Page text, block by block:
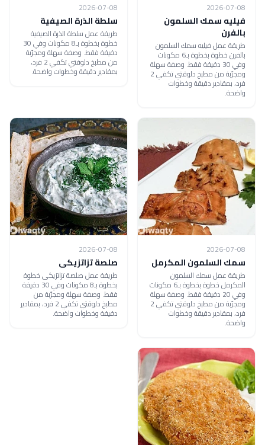
2026-07-08
فيليه سمك السلمون
بالفرن
طريقة عمل فيليه سمك السلمون
بالفرن خطوة بخطوة بـ6 مكونات
وفي 30 دقيقة فقط. وصفة سهلة
ومجرّبة من مطبخ دلوقتي تكفي 2
فرد، بمقادير دقيقة وخطوات
واضحة.
2026-07-08
سلطة الذرة الصيفية
طريقة عمل سلطة الذرة الصيفية
خطوة بخطوة بـ8 مكونات وفي 30
دقيقة فقط. وصفة سهلة ومجرّبة
من مطبخ دلوقتي تكفي 2 فرد،
بمقادير دقيقة وخطوات واضحة.
2026-07-08
سمك السلمون المكرمل
طريقة عمل سمك السلمون
المكرمل خطوة بخطوة بـ6 مكونات
وفي 20 دقيقة فقط. وصفة سهلة
ومجرّبة من مطبخ دلوقتي تكفي 2
فرد، بمقادير دقيقة وخطوات
واضحة.
2026-07-08
صلصة تزاتزيكى
طريقة عمل صلصة تزاتزيكى خطوة
بخطوة بـ8 مكونات وفي 30 دقيقة
فقط. وصفة سهلة ومجرّبة من
مطبخ دلوقتي تكفي 2 فرد، بمقادير
دقيقة وخطوات واضحة.